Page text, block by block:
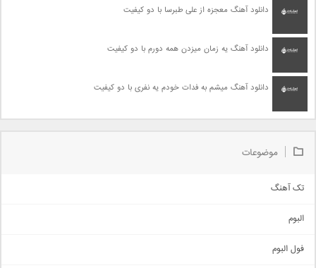
دانلود آهنگ معجزه از علی طبرسا با دو کیفیت
دانلود آهنگ یه زمان میزدن همه دورم با دو کیفیت
دانلود آهنگ میشم به فدات خودم یه نفری با دو کیفیت
موضوعات
تک آهنگ
اجتماعی
البوم
فول البوم